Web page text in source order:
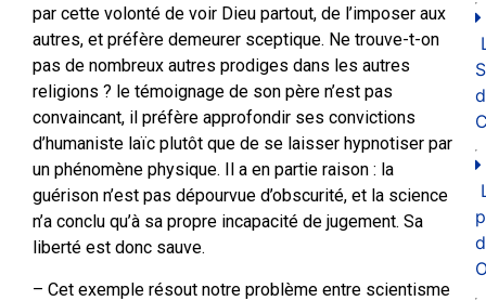
par cette volonté de voir Dieu partout, de l’imposer aux
autres, et préfère demeurer sceptique. Ne trouve-t-on
pas de nombreux autres prodiges dans les autres
religions ? le témoignage de son père n’est pas
convaincant, il préfère approfondir ses convictions
d’humaniste laïc plutôt que de se laisser hypnotiser par
un phénomène physique. Il a en partie raison : la
guérison n’est pas dépourvue d’obscurité, et la science
n’a conclu qu’à sa propre incapacité de jugement. Sa
liberté est donc sauve.
– Cet exemple résout notre problème entre scientisme